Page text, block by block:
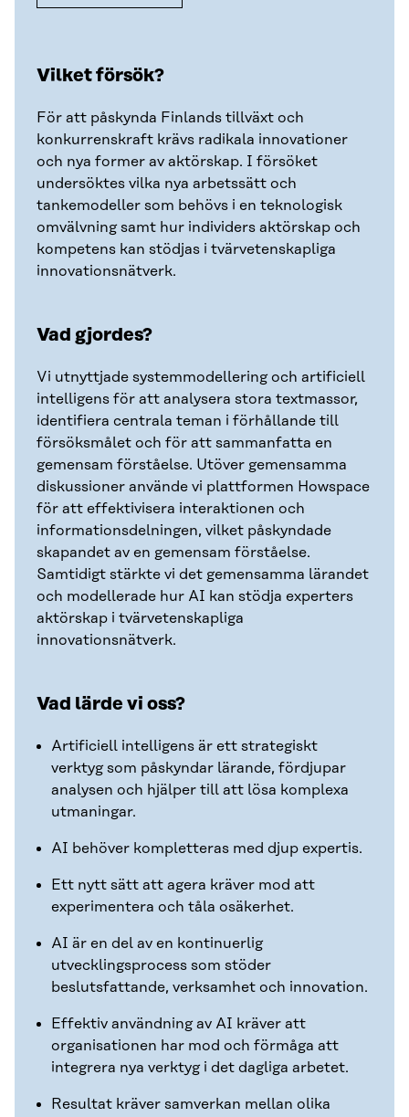
Vilket försök?
För att påskynda Finlands tillväxt och
konkurrenskraft krävs radikala innovationer
och nya former av aktörskap. I försöket
undersöktes vilka nya arbetssätt och
tankemodeller som behövs i en teknologisk
omvälvning samt hur individers aktörskap och
kompetens kan stödjas i tvärvetenskapliga
innovationsnätverk.
Vad gjordes?
Vi utnyttjade systemmodellering och artificiell
intelligens för att analysera stora textmassor,
identifiera centrala teman i förhållande till
försöksmålet och för att sammanfatta en
gemensam förståelse. Utöver gemensamma
diskussioner använde vi plattformen Howspace
för att effektivisera interaktionen och
informationsdelningen, vilket påskyndade
skapandet av en gemensam förståelse.
Samtidigt stärkte vi det gemensamma lärandet
och modellerade hur AI kan stödja experters
aktörskap i tvärvetenskapliga
innovationsnätverk.
Vad lärde vi oss?
Artificiell intelligens är ett strategiskt
verktyg som påskyndar lärande, fördjupar
analysen och hjälper till att lösa komplexa
utmaningar.
AI behöver kompletteras med djup expertis.
Ett nytt sätt att agera kräver mod att
experimentera och tåla osäkerhet.
AI är en del av en kontinuerlig
utvecklingsprocess som stöder
beslutsfattande, verksamhet och innovation.
Effektiv användning av AI kräver att
organisationen har mod och förmåga att
integrera nya verktyg i det dagliga arbetet.
Resultat kräver samverkan mellan olika